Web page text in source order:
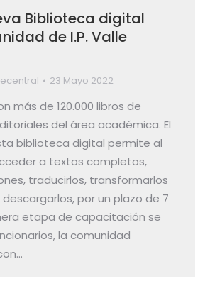
Biblioteca digital
de I.P. Valle
23 Mayo 2022
más de 120.000 libros de
del área académica. El
biblioteca digital permite al
a textos completos,
traducirlos, transformarlos
por un plazo de 7
etapa de capacitación se
la comunidad